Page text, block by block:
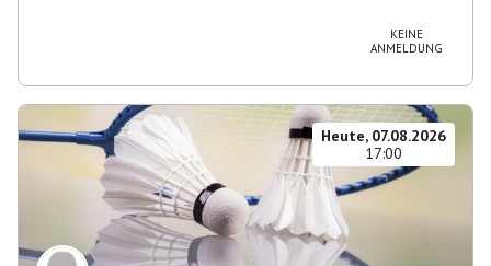
KEINE
ANMELDUNG
Heute, 07.08.2026
17:00